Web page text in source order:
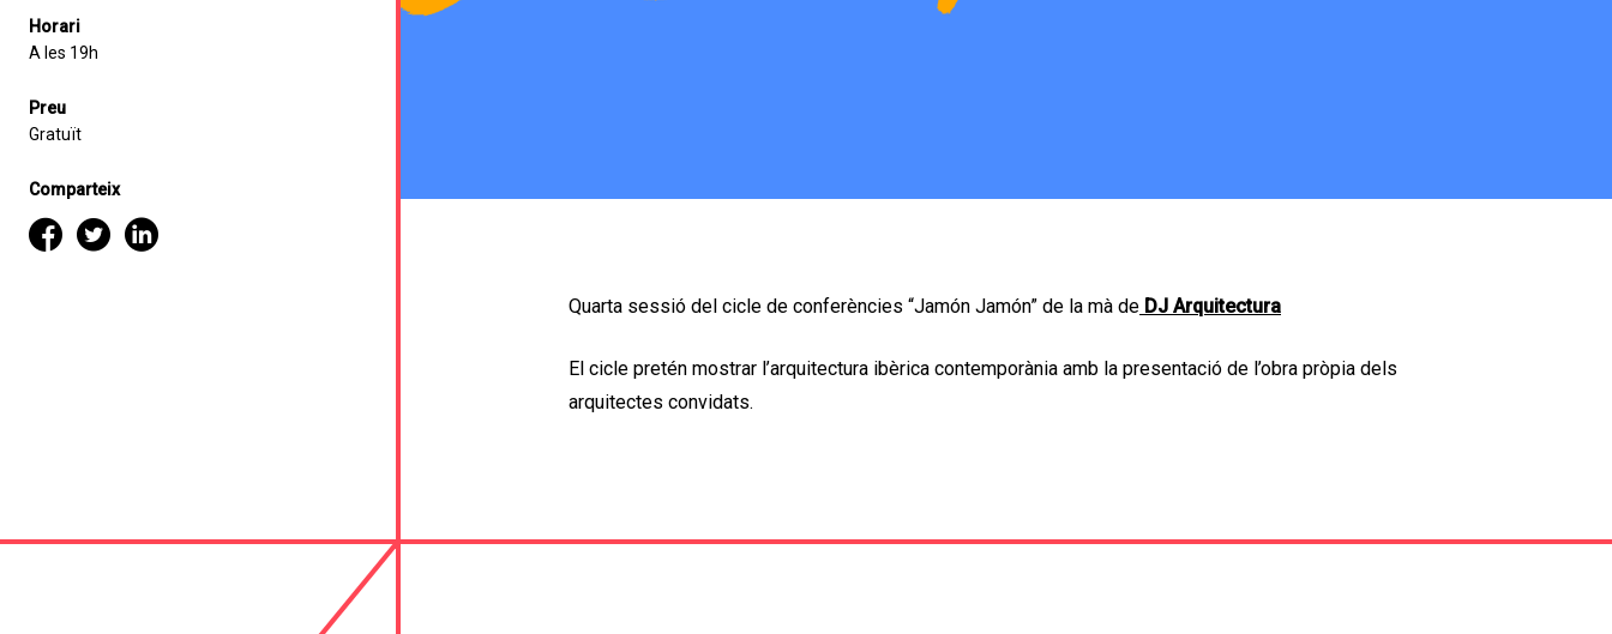
Horari
A les 19h
Preu
Gratuït
Comparteix
Quarta sessió del cicle de conferències “Jamón Jamón” de la mà de DJ Arquitectura
El cicle pretén mostrar l’arquitectura ibèrica contemporània amb la presentació de l’obra pròpia dels
arquitectes convidats.